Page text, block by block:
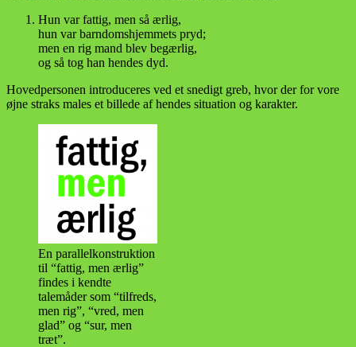
Hun var fattig, men så ærlig,
hun var barndomshjemmets pryd;
men en rig mand blev begærlig,
og så tog han hendes dyd.
Hovedpersonen introduceres ved et snedigt greb, hvor der for vore
øjne straks males et billede af hendes situation og karakter.
En parallelkonstruktion
til “fattig, men ærlig”
findes i kendte
talemåder som “tilfreds,
men rig”, “vred, men
glad” og “sur, men
træt”.